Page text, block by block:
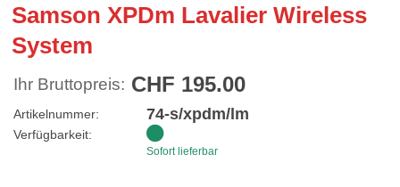
Samson XPDm Lavalier Wireless
System
Ihr Bruttopreis: CHF 195.00
Artikelnummer: 74-s/xpdm/lm
Verfügbarkeit:
Sofort lieferbar